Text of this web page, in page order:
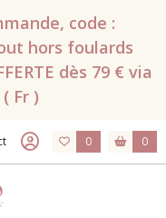
code :
hors foulards
dès 79 € via
Fr )
0 0